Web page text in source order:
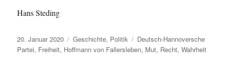
Hans Steding
Veröffentlicht
am
20. Januar 2020 Kategorien
Geschichte, Politik Schlagwörter
Deutsch-Hannoversche
Partei, Freiheit, Hoffmann von Fallersleben, Mut, Recht,Wahrheit